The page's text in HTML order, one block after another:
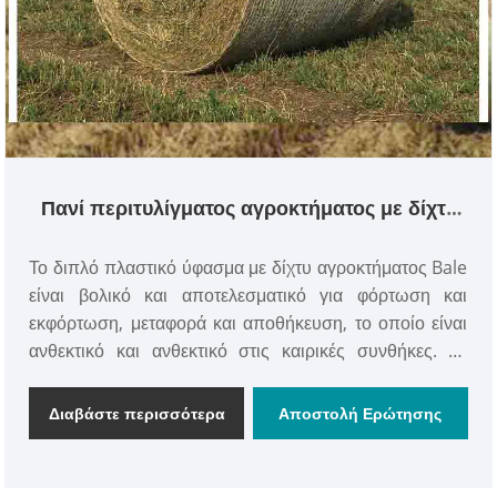
Πανί περιτυλίγματος αγροκτήματος με δίχτυ
Το διπλό πλαστικό ύφασμα με δίχτυ αγροκτήματος Bale
είναι βολικό και αποτελεσματικό για φόρτωση και
εκφόρτωση, μεταφορά και αποθήκευση, το οποίο είναι
ανθεκτικό και ανθεκτικό στις καιρικές συνθήκες. Το
αγροτεμαχίου μπορεί επίσης να χρησιμοποιηθεί για
τύλιγμα βιομηχανικής συσκευασίας και περιέλιξη
Διαβάστε περισσότερα Αποστολή Ερώτησης